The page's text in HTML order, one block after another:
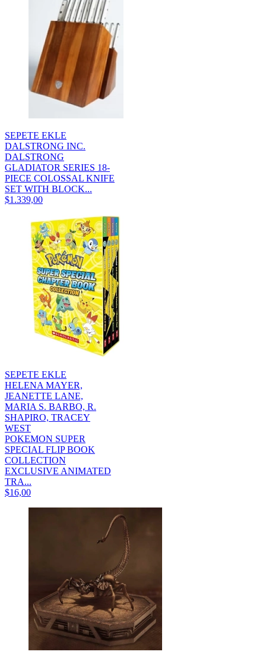
SEPETE EKLE
DALSTRONG INC.
DALSTRONG
GLADIATOR SERIES 18-
PIECE COLOSSAL KNIFE
SET WITH BLOCK...
$1.339,00
SEPETE EKLE
HELENA MAYER,
JEANETTE LANE,
MARIA S. BARBO, R.
SHAPIRO, TRACEY
WEST
POKEMON SUPER
SPECIAL FLIP BOOK
COLLECTION
EXCLUSIVE ANIMATED
TRA...
$16,00